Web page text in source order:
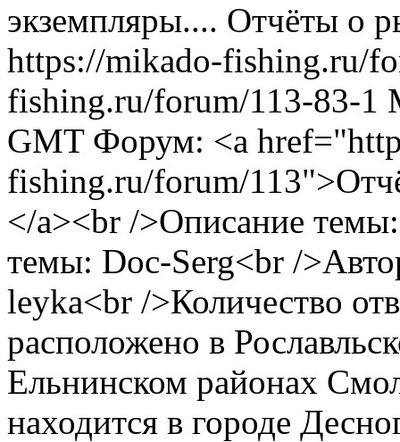
экземпляры.... Отчёты о
https://mikado-fishing.ru/
fishing.ru/forum/113-83-1
GMT Форум: <a
fishing.ru/forum/
</a><br />Описание
темы: Doc-Serg<br /
leyka<br />Количество
расположено в
Ельнинском районах
находится в городе